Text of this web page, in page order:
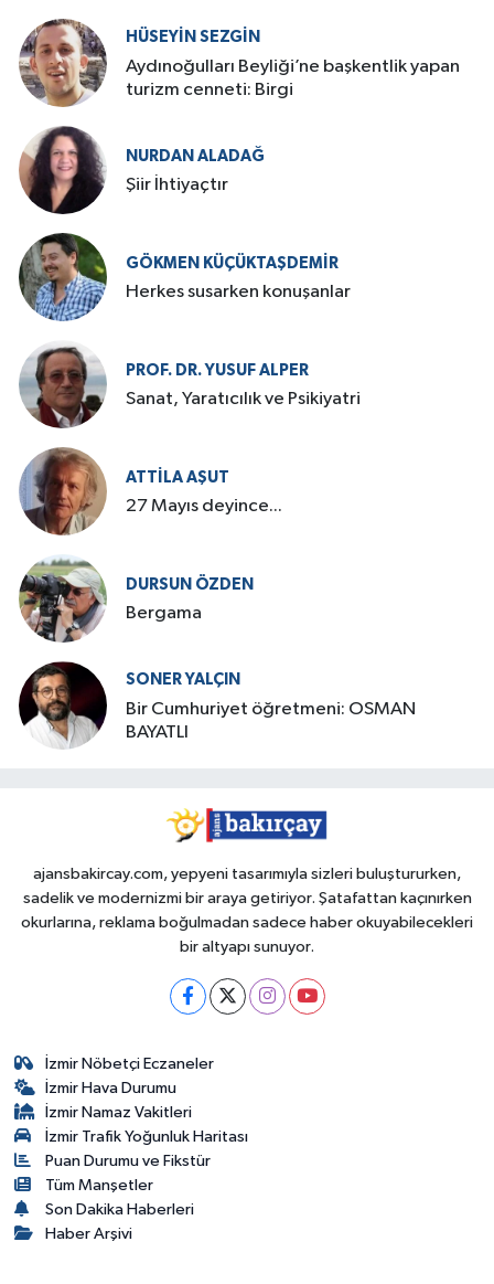
HÜSEYIN SEZGIN
Aydınoğulları Beyliği’ne başkentlik yapan
turizm cenneti: Birgi
NURDAN ALADAĞ
Şiir İhtiyaçtır
GÖKMEN KÜÇÜKTAŞDEMIR
Herkes susarken konuşanlar
PROF. DR. YUSUF ALPER
Sanat, Yaratıcılık ve Psikiyatri
ATTILA AŞUT
27 Mayıs deyince...
DURSUN ÖZDEN
Bergama
SONER YALÇIN
Bir Cumhuriyet öğretmeni: OSMAN
BAYATLI
ajansbakircay.com, yepyeni tasarımıyla sizleri buluştururken,
sadelik ve modernizmi bir araya getiriyor. Şatafattan kaçınırken
okurlarına, reklama boğulmadan sadece haber okuyabilecekleri
bir altyapı sunuyor.
İzmir Nöbetçi Eczaneler
İzmir Hava Durumu
İzmir Namaz Vakitleri
İzmir Trafik Yoğunluk Haritası
Puan Durumu ve Fikstür
Tüm Manşetler
Son Dakika Haberleri
Haber Arşivi